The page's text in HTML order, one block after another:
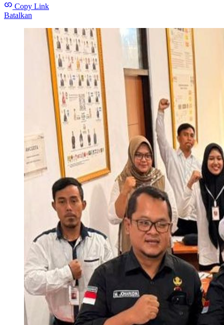
Copy Link
Batalkan